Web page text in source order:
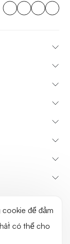
để đảm
có thể cho
tiền